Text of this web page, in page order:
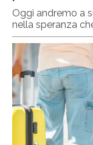
Oggi andremo a
nella speranza